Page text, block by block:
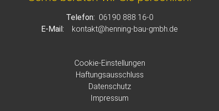
Telefon: 06190 888 16-0
E-Mail: kontakt@henning-bau-gmbh.de
Cookie-Einstellungen
Haftungsausschluss
Datenschutz
Impressum